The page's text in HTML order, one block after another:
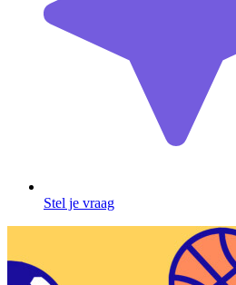
Stel je vraag